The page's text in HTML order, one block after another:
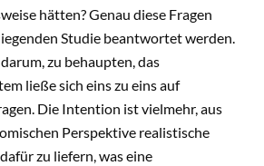
hätten? Genau diese Fragen
Studie beantwortet werden.
zu behaupten, das
ließe sich eins zu eins auf
Die Intention ist vielmehr, aus
Perspektive realistische
zu liefern, was eine